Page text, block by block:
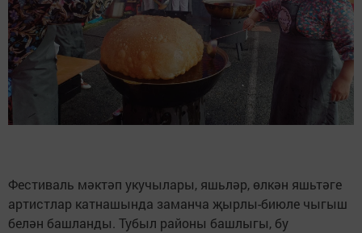
Фестиваль мәктәп укучылары, яшьләр, өлкән яшьтәге
артистлар катнашында заманча җырлы-биюле чыгыш
белән башланды. Тубыл районы башлыгы, бу